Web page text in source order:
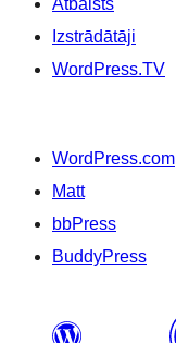
Atbalsts
Izstrādātāji
WordPress.TV
WordPress.com
Matt
bbPress
BuddyPress